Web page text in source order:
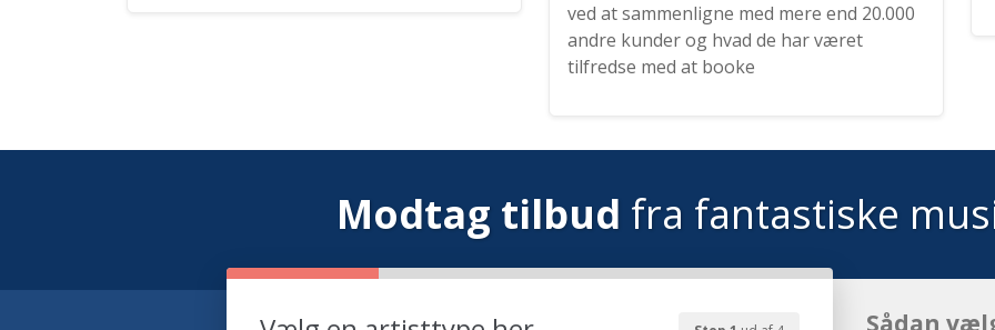
ved at sammenligne med mere end 20.000
andre kunder og hvad de har været
tilfredse med at booke
Modtag tilbud fra fantastiske
Sådan